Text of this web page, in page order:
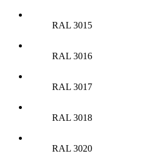
RAL 3015
RAL 3016
RAL 3017
RAL 3018
RAL 3020